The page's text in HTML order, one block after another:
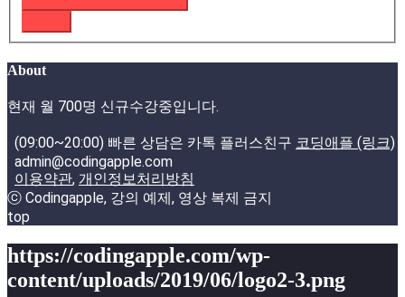
About
현재 월 700명 신규수강중입니다.
(09:00~20:00) 빠른 상담은 카톡 플러스친구 코딩애플 (링크)
admin@codingapple.com
이용약관, 개인정보처리방침
ⓒ Codingapple, 강의 예제, 영상 복제 금지
top
https://codingapple.com/wp-
content/uploads/2019/06/logo2-3.png